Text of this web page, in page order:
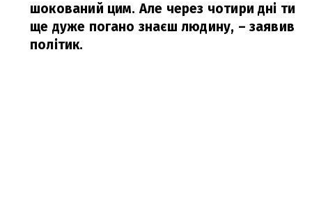
шокований цим. Але через чотири дні ти
ще дуже погано знаєш людину, – заявив
політик.